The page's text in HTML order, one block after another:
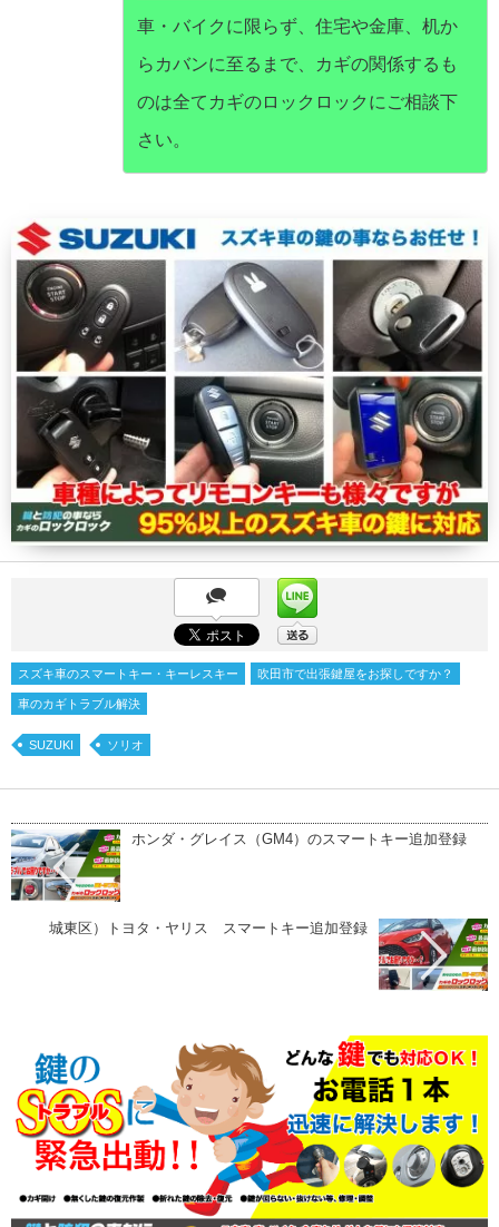
車・バイクに限らず、住宅や金庫、机か
らカバンに至るまで、カギの関係するも
のは全てカギのロックロックにご相談下
さい。
スズキ車のスマートキー・キーレスキー 吹田市で出張鍵屋をお探しですか？
車のカギトラブル解決
SUZUKI ソリオ
ホンダ・グレイス（GM4）のスマートキー追加登録
城東区）トヨタ・ヤリス スマートキー追加登録